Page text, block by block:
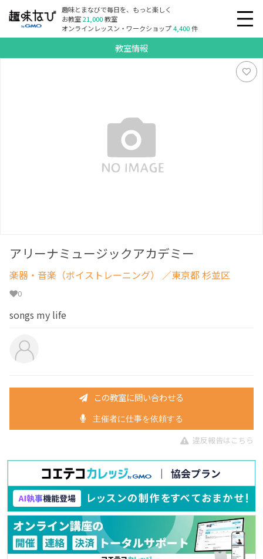
趣味とまなびで毎日を、もっと楽しく
お教室21,000教室
オンラインレッスン・ワークショップ4,400件
教室情報
アリーナミュージックアカデミー
楽器・音楽（ボイストレーニング） ／東京都 杉並区
0
songs my life
この教室に問い合わせる
主催者に仕事を依頼する
違反報告はこちら